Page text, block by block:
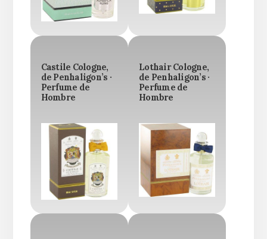
Castile Cologne,
de Penhaligon’s ·
Perfume de
Hombre
Lothair Cologne,
de Penhaligon’s ·
Perfume de
Hombre